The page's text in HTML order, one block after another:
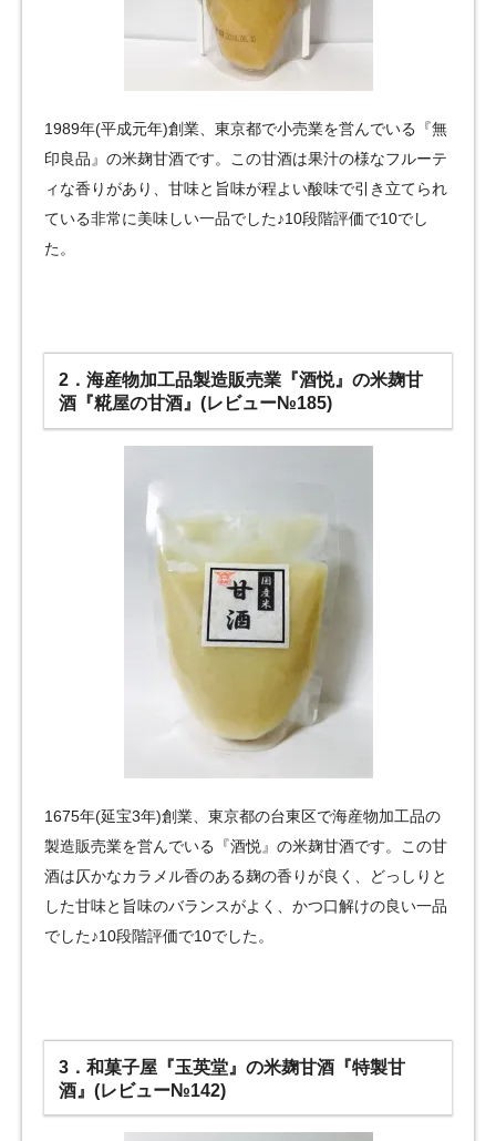
1989年(平成元年)創業、東京都で小売業を営んでいる『無
印良品』の米麹甘酒です。この甘酒は果汁の様なフルーテ
ィな香りがあり、甘味と旨味が程よい酸味で引き立てられ
ている非常に美味しい一品でした♪10段階評価で10でし
た。
2．海産物加工品製造販売業『酒悦』の米麹甘
酒『糀屋の甘酒』(レビュー№185)
1675年(延宝3年)創業、東京都の台東区で海産物加工品の
製造販売業を営んでいる『酒悦』の米麹甘酒です。この甘
酒は仄かなカラメル香のある麹の香りが良く、どっしりと
した甘味と旨味のバランスがよく、かつ口解けの良い一品
でした♪10段階評価で10でした。
3．和菓子屋『玉英堂』の米麹甘酒『特製甘
酒』(レビュー№142)